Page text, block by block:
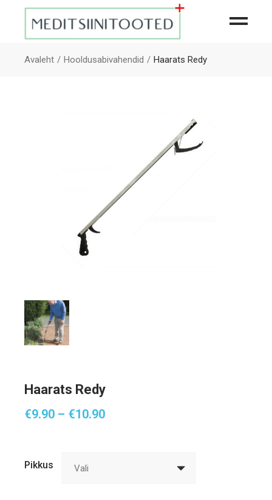
Avaleht Hooldusabivahendid Haarats Redy
Haarats Redy
€9.90 – €10.90Hinnavahemik:
Pikkus Vali